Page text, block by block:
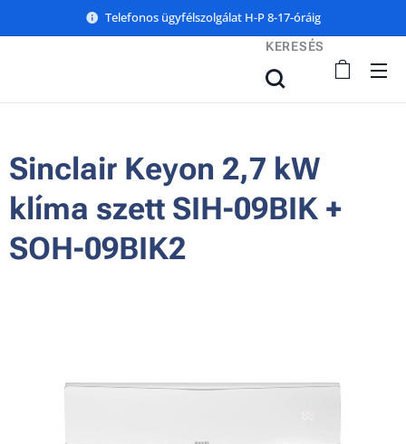
Telefonos ügyfélszolgálat H-P 8-17-óráig
KERESÉS
Sinclair Keyon 2,7 kW
klíma szett SIH-09BIK +
SOH-09BIK2